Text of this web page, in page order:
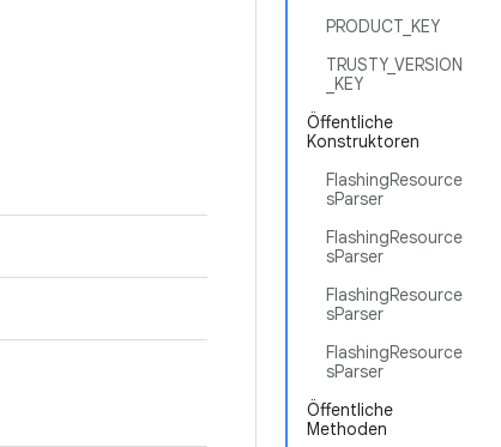
PRODUCT_KEY
TRUSTY_VERSION
_KEY
Öffentliche
Konstruktoren
FlashingResource
sParser
FlashingResource
sParser
FlashingResource
sParser
FlashingResource
sParser
Öffentliche
Methoden